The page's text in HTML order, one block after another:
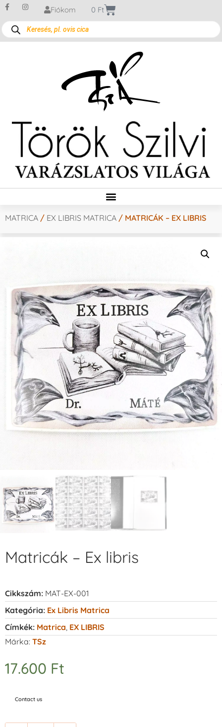
Fiókom 0 Ft
MATRICA / EX LIBRIS MATRICA / MATRICÁK – EX LIBRIS
Matricák – Ex libris
Cikkszám: MAT-EX-001
Kategória: Ex Libris Matrica
Címkék: Matrica EX LIBRIS
Márka: TSz
17.600 Ft
Contact us